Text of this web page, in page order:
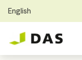
Skip to main content
English
Exchange Students
Tietoa DASista
Löydä koti